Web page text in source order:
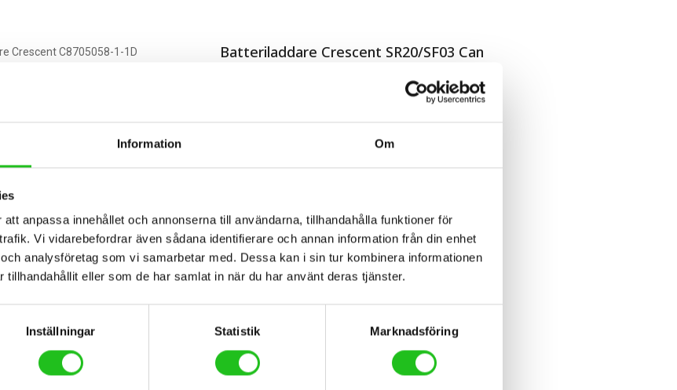
Information Om
anpassa innehållet och annonserna till användarna, tillhandahålla funktioner för
Vi vidarebefordrar även sådana identifierare och annan information från din enhet
analysföretag som vi samarbetar med. Dessa kan i sin tur kombinera informationen
tillhandahållit eller som de har samlat in när du har använt deras tjänster.
Inställningar Statistik Marknadsföring
Batteriladdare Crescent SR20/SF03 Can
Batteriladdare Crescent
Passar även vissa Monark cyklar
Ecoride laddare
1 099,00
Ecoride laddare